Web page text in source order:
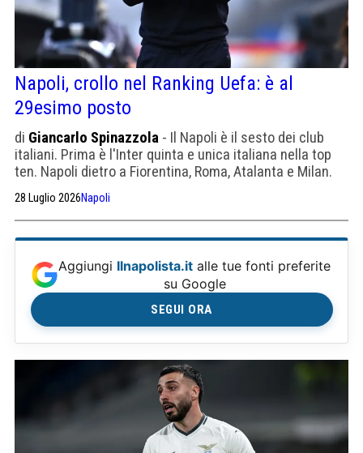
Napoli, crollo nel Ranking Uefa: è al
29esimo posto
di Giancarlo Spinazzola - Il Napoli è il sesto dei club
italiani. Prima è l'Inter quinta e unica italiana nella top
ten. Napoli dietro a Fiorentina, Roma, Atalanta e Milan.
Comanda il Bayern davanti ad Arsenal e Real Madrid.
28 Luglio 2026Napoli
Aggiungi Ilnapolista.it alle tue fonti preferite
su Google
SEGUI ORA